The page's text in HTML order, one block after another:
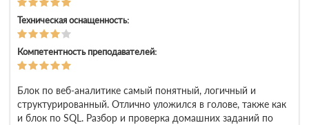
Техническая оснащенность:
Компетентность преподавателей:
Блок по веб-аналитике самый понятный, логичный и
структурированный. Отлично уложился в голове, также как
и блок по SQL. Разбор и проверка домашних заданий по